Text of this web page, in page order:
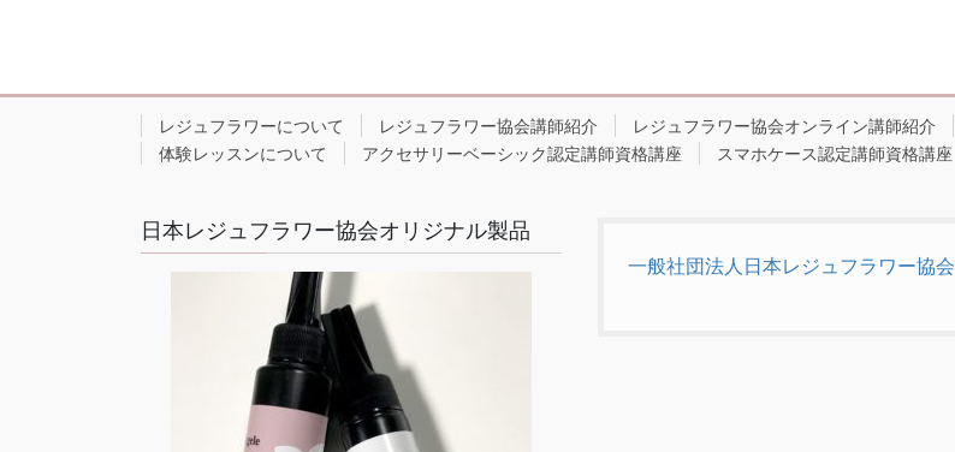
レジュフラワーについて レジュフラワー協会講師紹介 レジュフラワー協会オンライン講師紹介
体験レッスンについて
アクセサリーベーシック認定講師資格講座 スマホケース認定講師資格講座
日本レジュフラワー協会オリジナル製品
一般社団法人日本レジュフラワー協会